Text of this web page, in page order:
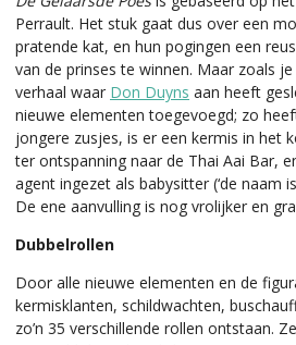
Perrault. Het stuk gaat dus over een
pratende kat, en hun pogingen een
van de prinses te winnen. Maar zoals
verhaal waar Don Duyns aan heeft
nieuwe elementen toegevoegd; zo
jongere zusjes, is er een kermis in het
ter ontspanning naar de Thai Aai Bar,
agent ingezet als babysitter (‘de naam
De ene aanvulling is nog vrolijker en
Dubbelrollen
Door alle nieuwe elementen en de
kermisklanten, schildwachten,
zo’n 35 verschillende rollen ontstaan.